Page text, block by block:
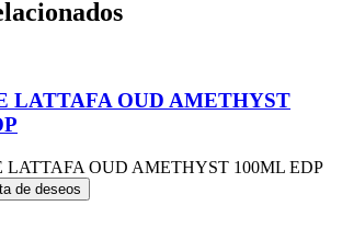
LATTAFA OUD AMETHYST
de deseos